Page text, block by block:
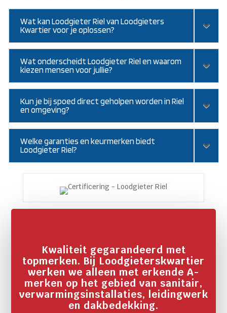
Wat kan Loodgieter Riel van Loodgieters
Kwartier voor je oplossen?
Wat onderscheidt Loodgieter Riel en waarom
kiezen mensen voor jullie?
Kun je bij spoed direct geholpen worden in Riel
en omgeving?
Welke garanties en keurmerken biedt
Loodgieter Riel?
Kwaliteit gegarandeerd met
topmerken. Bij Loodgieterskwartier
werken we alleen met erkende A-
merken op het gebied van sanitair,
verwarmingsinstallaties, leidingwerk
en dakbedekking.